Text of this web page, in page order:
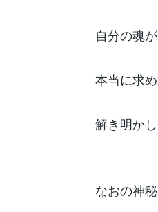
自分の魂が
本当に求
解き明か
なおの神